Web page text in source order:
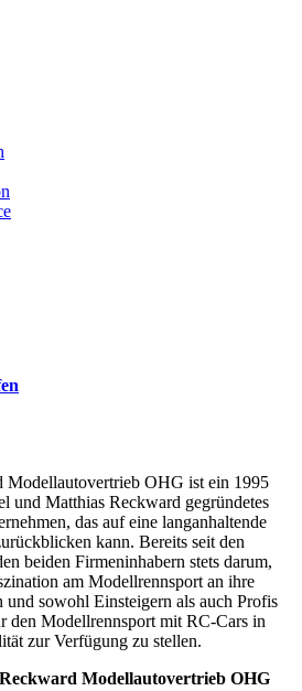
OHG ist ein 1995
und Matthias Reckward gegründetes
das auf eine langanhaltende
kann. Bereits seit den
beiden Firmeninhabern stets darum,
am Modellrennsport an ihre
sowohl Einsteigern als auch Profis
den Modellrennsport mit RC-Cars in
zur Verfügung zu stellen.
Modellautovertrieb OHG